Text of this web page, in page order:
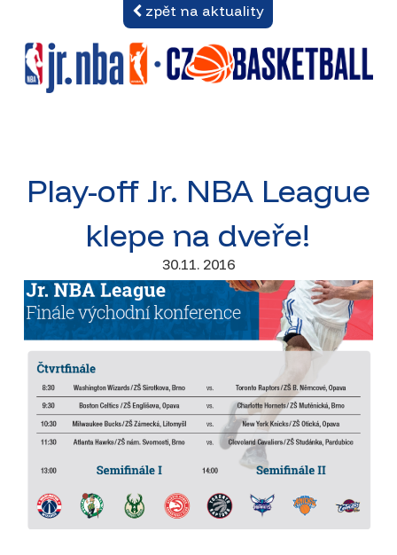
zpět na aktuality
Play-off Jr. NBA League
klepe na dveře!
30.11. 2016